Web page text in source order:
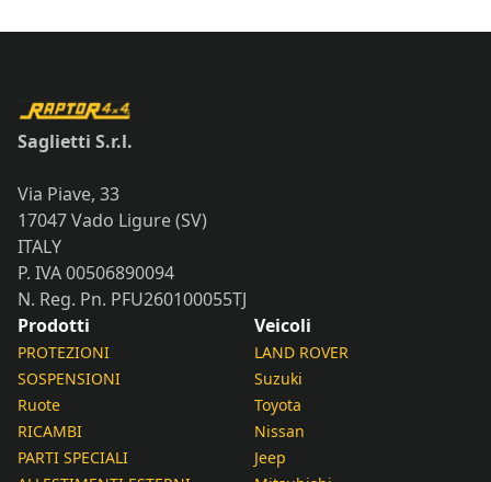
Saglietti S.r.l.
Via Piave, 33
17047 Vado Ligure (SV)
ITALY
P. IVA 00506890094
N. Reg. Pn. PFU260100055TJ
Prodotti
PROTEZIONI
SOSPENSIONI
Ruote
RICAMBI
PARTI SPECIALI
Veicoli
LAND ROVER
Suzuki
Toyota
Nissan
Jeep